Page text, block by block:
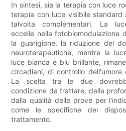
In sintesi, sia la terapia con luce
terapia con luce visibile standard
talvolta complementari. La
eccelle nella fotobiomodulazione
la guarigione, la riduzione del
neuroterapeutiche, mentre la
luce bianca e blu brillante,
circadiani, di controllo dell'umore
La scelta tra le due
condizione da trattare, dalla
dalla qualità delle prove per
come le specifiche del
trattamento.